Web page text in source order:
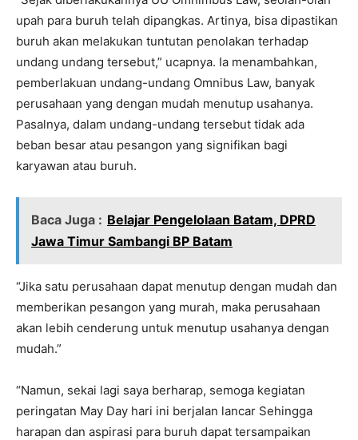
upah para buruh telah dipangkas. Artinya, bisa dipastikan
buruh akan melakukan tuntutan penolakan terhadap
undang undang tersebut,” ucapnya. Ia menambahkan,
pemberlakuan undang-undang Omnibus Law, banyak
perusahaan yang dengan mudah menutup usahanya.
Pasalnya, dalam undang-undang tersebut tidak ada
beban besar atau pesangon yang signifikan bagi
karyawan atau buruh.
Baca Juga : Belajar Pengelolaan Batam, DPRD
Jawa Timur Sambangi BP Batam
“Jika satu perusahaan dapat menutup dengan mudah dan
memberikan pesangon yang murah, maka perusahaan
akan lebih cenderung untuk menutup usahanya dengan
mudah.”
“Namun, sekai lagi saya berharap, semoga kegiatan
peringatan May Day hari ini berjalan lancar Sehingga
harapan dan aspirasi para buruh dapat tersampaikan